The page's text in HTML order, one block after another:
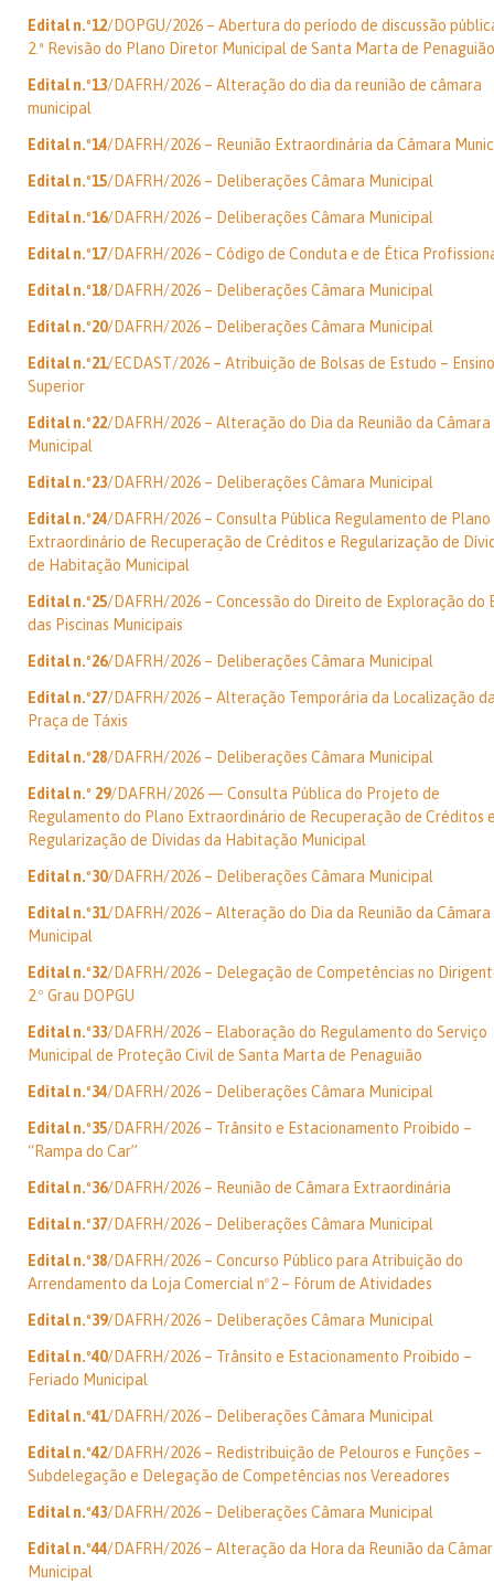
Edital n.º12/DOPGU/2026 – Abertura do período de discussão
2.ª Revisão do Plano Diretor Municipal de Santa Marta de Penaguião
Edital n.º13/DAFRH/2026 – Alteração do dia da reunião de câmara
municipal
Edital n.º14/DAFRH/2026 – Reunião Extraordinária da Câmara
Edital n.º15/DAFRH/2026 – Deliberações Câmara Municipal
Edital n.º16/DAFRH/2026 – Deliberações Câmara Municipal
Edital n.º17/DAFRH/2026 – Código de Conduta e de Ética
Edital n.º18/DAFRH/2026 – Deliberações Câmara Municipal
Edital n.º20/DAFRH/2026 – Deliberações Câmara Municipal
Edital n.º21/ECDAST/2026 – Atribuição de Bolsas de Estudo – Ensino
Superior
Edital n.º22/DAFRH/2026 – Alteração do Dia da Reunião da Câmara
Municipal
Edital n.º23/DAFRH/2026 – Deliberações Câmara Municipal
Edital n.º24/DAFRH/2026 – Consulta Pública Regulamento de Plano
Extraordinário de Recuperação de Créditos e Regularização de
de Habitação Municipal
Edital n.º25/DAFRH/2026 – Concessão do Direito de Exploração do
das Piscinas Municipais
Edital n.º26/DAFRH/2026 – Deliberações Câmara Municipal
Edital n.º27/DAFRH/2026 – Alteração Temporária da Localização
Praça de Táxis
Edital n.º28/DAFRH/2026 – Deliberações Câmara Municipal
Edital n.º 29/DAFRH/2026 — Consulta Pública do Projeto de
Regulamento do Plano Extraordinário de Recuperação de Créditos
Regularização de Dívidas da Habitação Municipal
Edital n.º30/DAFRH/2026 – Deliberações Câmara Municipal
Edital n.º31/DAFRH/2026 – Alteração do Dia da Reunião da Câmara
Municipal
Edital n.º32/DAFRH/2026 – Delegação de Competências no
2.º Grau DOPGU
Edital n.º33/DAFRH/2026 – Elaboração do Regulamento do Serviço
Municipal de Proteção Civil de Santa Marta de Penaguião
Edital n.º34/DAFRH/2026 – Deliberações Câmara Municipal
Edital n.º35/DAFRH/2026 – Trânsito e Estacionamento Proibido –
“Rampa do Car”
Edital n.º36/DAFRH/2026 – Reunião de Câmara Extraordinária
Edital n.º37/DAFRH/2026 – Deliberações Câmara Municipal
Edital n.º38/DAFRH/2026 – Concurso Público para Atribuição do
Arrendamento da Loja Comercial nº2 – Fórum de Atividades
Edital n.º39/DAFRH/2026 – Deliberações Câmara Municipal
Edital n.º40/DAFRH/2026 – Trânsito e Estacionamento Proibido –
Feriado Municipal
Edital n.º41/DAFRH/2026 – Deliberações Câmara Municipal
Edital n.º42/DAFRH/2026 – Redistribuição de Pelouros e Funções –
Subdelegação e Delegação de Competências nos Vereadores
Edital n.º43/DAFRH/2026 – Deliberações Câmara Municipal
Edital n.º44/DAFRH/2026 – Alteração da Hora da Reunião da
Municipal